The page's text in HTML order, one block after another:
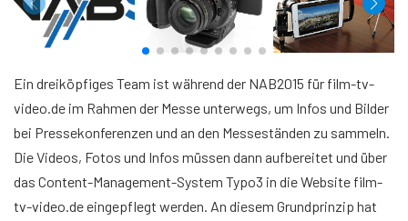
Ein dreiköpfiges Team ist während der NAB2015 für film-tv-
video.de im Rahmen der Messe unterwegs, um Infos und Bilder
bei Pressekonferenzen und an den Messeständen zu sammeln.
Die Videos, Fotos und Infos müssen dann aufbereitet und über
das Content-Management-System Typo3 in die Website film-
tv-video.de eingepflegt werden. An diesem Grundprinzip hat